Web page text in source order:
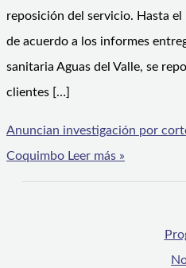
reposición del servicio. Hasta
de acuerdo a los informes
sanitaria Aguas del Valle, se
clientes […]
Anuncian investigación por
Coquimbo Leer más »